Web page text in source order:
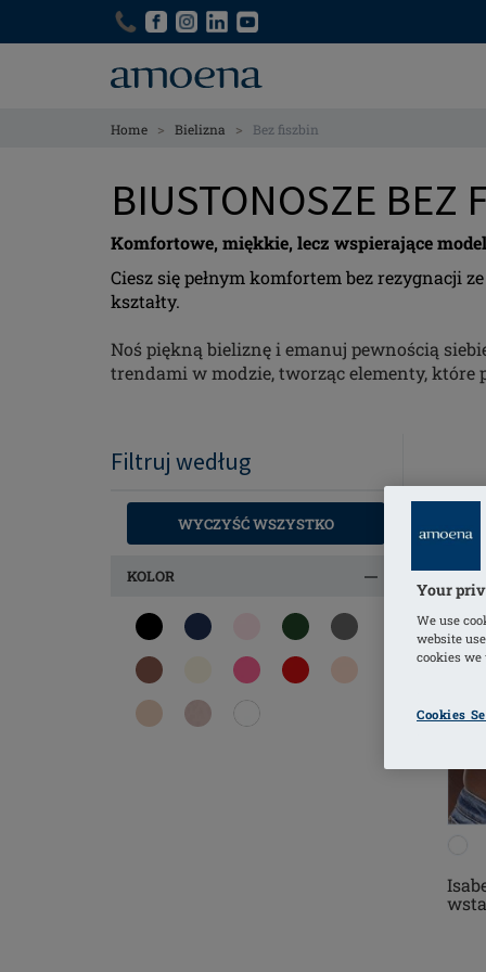
Home > Bielizna > Bez fiszbin
BIUSTONOSZE BEZ
Komfortowe, miękkie, lecz wspierające
Ciesz się pełnym komfortem bez rezygnacji
kształty.
Noś piękną bieliznę i emanuj pewnością
trendami w modzie, tworząc elementy, które
Filtruj według
WYCZYŚĆ WSZYSTKO
KOLOR
Your
We use
website
cookies we
Cookies